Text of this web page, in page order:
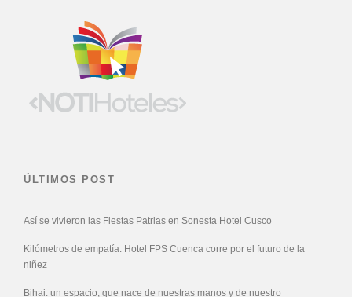
ÚLTIMOS POST
Así se vivieron las Fiestas Patrias en Sonesta Hotel Cusco
Kilómetros de empatía: Hotel FPS Cuenca corre por el futuro de la
niñez
Bihai: un espacio, que nace de nuestras manos y de nuestro